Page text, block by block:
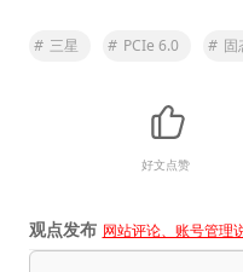
# 三星 # PCIe 6.0 # 固
好文点赞
观点发布 网站评论、账号管理